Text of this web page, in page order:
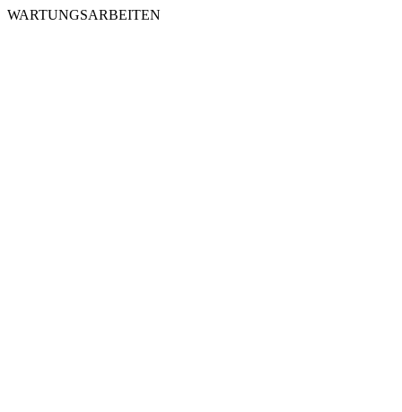
WARTUNGSARBEITEN